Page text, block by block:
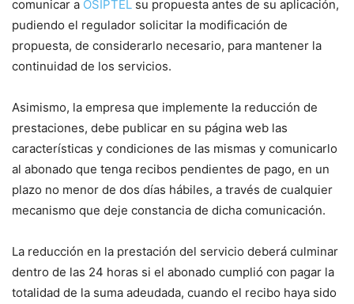
comunicar a OSIPTEL su propuesta antes de su aplicación,
pudiendo el regulador solicitar la modificación de
propuesta, de considerarlo necesario, para mantener la
continuidad de los servicios.
Asimismo, la empresa que implemente la reducción de
prestaciones, debe publicar en su página web las
características y condiciones de las mismas y comunicarlo
al abonado que tenga recibos pendientes de pago, en un
plazo no menor de dos días hábiles, a través de cualquier
mecanismo que deje constancia de dicha comunicación.
La reducción en la prestación del servicio deberá culminar
dentro de las 24 horas si el abonado cumplió con pagar la
totalidad de la suma adeudada, cuando el recibo haya sido